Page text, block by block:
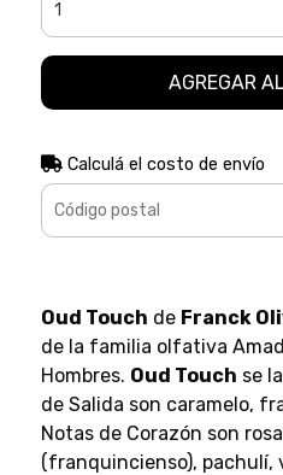
AGREGAR
Calculá el costo de envío
Oud Touch de Franck
de la familia olfativa
Hombres. Oud Touch se
de Salida son caramelo,
Notas de Corazón son
(franquincienso), pachulí,